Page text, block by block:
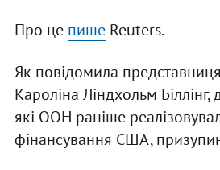
Про це пишеReuters.
Як повідомила
Кароліна Ліндхольм Біллінг,
які ООН раніше
фінансування США,